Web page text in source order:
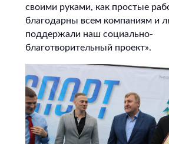
своими руками, как простые
благодарны всем компаниям и
поддержали наш социально-
благотворительный проект».